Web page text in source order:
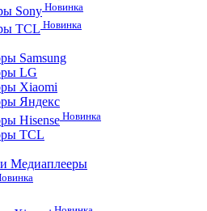
Sony Новинка
TCL Новинка
Samsung
LG
Xiaomi
Яндекс
Hisense Новинка
TCL
Медиаплееры